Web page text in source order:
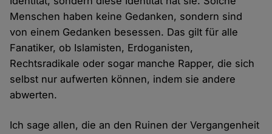
Menschen haben keine Gedanken, sondern sind
von einem Gedanken besessen. Das gilt für alle
Fanatiker, ob Islamisten, Erdoganisten,
Rechtsradikale oder sogar manche Rapper, die sich
selbst nur aufwerten können, indem sie andere
abwerten.
Ich sage allen, die an den Ruinen der Vergangenheit